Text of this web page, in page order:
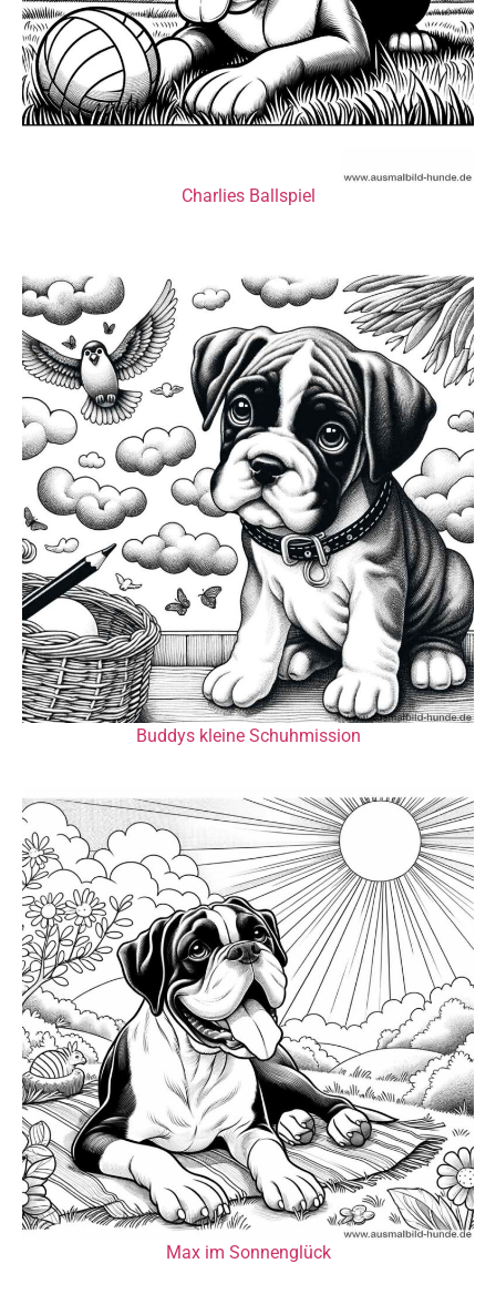
Charlies Ballspiel
Buddys kleine Schuhmission
Max im Sonnenglück